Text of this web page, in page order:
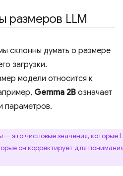
размеров LLM
склонны думать о размере
загрузки.
модели относится к
Gemma 2B означает
параметров.
— это числовые значения, которые
он корректирует для